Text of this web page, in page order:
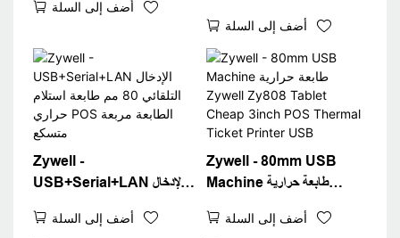
RJ11 CASH DRIVER
أضف إلى السلة
80mm POS Machine
Termipt Printer
USB+LAN
أضف إلى السلة
Zywell -
USB+Serial+LAN الإدخال
حراري POS الطابعة مربعةأضف إلى السلة
Zywell - 80mm USB
Machine طابعة حرارية
Cheap 3inch POS
أضف إلى السلة